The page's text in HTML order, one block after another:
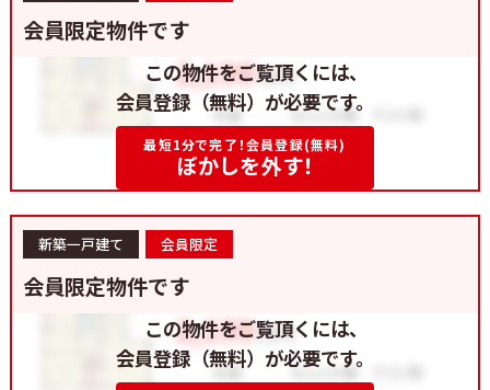
会員限定物件です
この物件をご覧頂くには、
会員登録（無料）が必要です。
最短1分で完了！会員登録(無料)
ぼかしを外す！
新築一戸建て 会員限定
会員限定物件です
この物件をご覧頂くには、
会員登録（無料）が必要です。